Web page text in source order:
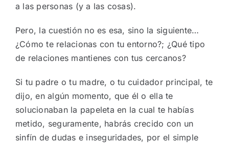
a las personas (y a las cosas).
Pero, la cuestión no es esa, sino la siguiente…
¿Cómo te relacionas con tu entorno?; ¿Qué tipo
de relaciones mantienes con tus cercanos?
Si tu padre o tu madre, o tu cuidador principal, te
dijo, en algún momento, que él o ella te
solucionaban la papeleta en la cual te habías
metido, seguramente, habrás crecido con un
sinfín de dudas e inseguridades, por el simple